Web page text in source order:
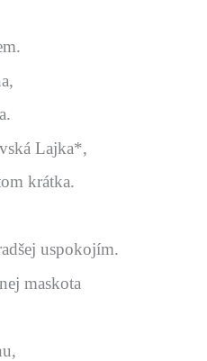
Lajka*,
krátka.
uspokojím.
maskota